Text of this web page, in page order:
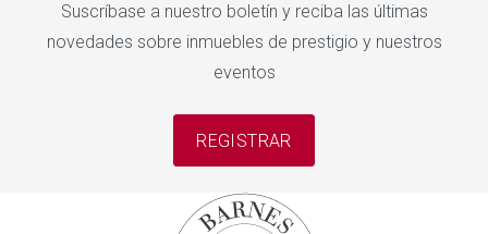
Suscríbase a nuestro boletín y reciba las últimas
novedades sobre inmuebles de prestigio y nuestros
eventos
REGISTRAR